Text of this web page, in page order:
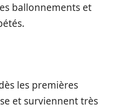
ballonnements et
les premières
et surviennent très